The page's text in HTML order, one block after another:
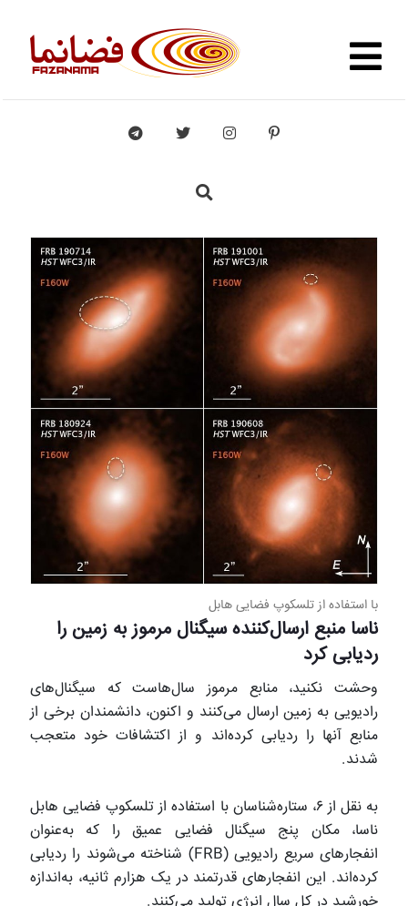
با استفاده از تلسکوپ فضایی هابل
ناسا منبع ارسال‌کننده سیگنال مرموز به زمین را
ردیابی کرد
وحشت نکنید، منابع مرموز سال‌هاست که سیگنال‌های
رادیویی به زمین ارسال می‌کنند و اکنون، دانشمندان برخی از
منابع آنها را ردیابی کرده‌اند و از اکتشافات خود متعجب
شدند.
به نقل از ۶، ستاره‌شناسان با استفاده از تلسکوپ فضایی هابل
ناسا، مکان پنج سیگنال فضایی عمیق را که به‌عنوان
انفجارهای سریع رادیویی (FRB) شناخته می‌شوند را ردیابی
کرده‌اند. این انفجارهای قدرتمند در یک هزارم ثانیه، به‌اندازه